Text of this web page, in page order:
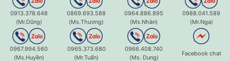
Để lại một bình luận
Email của bạn sẽ không được hiển thị công khai.
Các trường bắt buộc được đánh dấu
0913.378.648
(Mr.Dũng)
0869.693.588
(Ms.Thương)
0964.886.895
(Ms.Nhàn)
0988.041.589
(Mr.Nga)
0967.994.560
(Ms.Huyền)
0965.373.680
(Mr.Tuấn)
0966.408.740
(Ms. Dung)
Facebook chat